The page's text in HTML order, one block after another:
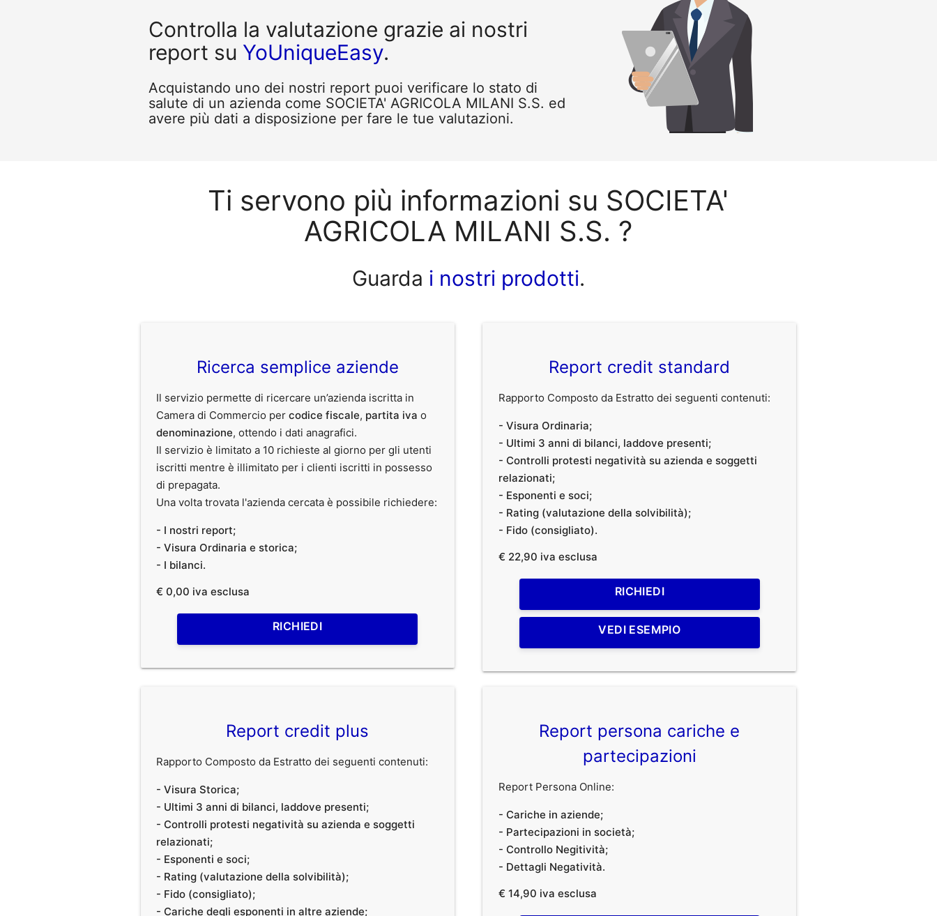
Controlla la valutazione grazie ai nostri
report su YoUniqueEasy.
Acquistando uno dei nostri report puoi verificare lo stato di
salute di un azienda come SOCIETA' AGRICOLA MILANI S.S. ed
avere più dati a disposizione per fare le tue valutazioni.
Ti servono più informazioni su SOCIETA'
AGRICOLA MILANI S.S. ?
Guarda i nostri prodotti.
Ricerca semplice aziende
Il servizio permette di ricercare un’azienda iscritta in
Camera di Commercio percodice fiscale, partita iva o
denominazione, ottendo i dati anagrafici.
Il servizio è limitato a 10 richieste al giorno per gli utenti
iscritti mentre è illimitato per i clienti iscritti in possesso
di prepagata.
Una volta trovata l'azienda cercata è possibile richiedere:
- I nostri report;
- Visura Ordinaria e storica;
- I bilanci.
€ 0,00 iva esclusa
RICHIEDI
Report credit standard
Rapporto Composto da Estratto dei seguenti contenuti:
- Visura Ordinaria;
- Ultimi 3 anni di bilanci, laddove presenti;
- Controlli protesti negatività su azienda e soggetti
relazionati;
- Esponenti e soci;
- Rating (valutazione della solvibilità);
- Fido (consigliato).
€ 22,90 iva esclusa
RICHIEDI
VEDI ESEMPIO
Report credit plus
Rapporto Composto da Estratto dei seguenti contenuti:
- Visura Storica;
- Ultimi 3 anni di bilanci, laddove presenti;
- Controlli protesti negatività su azienda e soggetti
relazionati;
- Esponenti e soci;
- Rating (valutazione della solvibilità);
- Fido (consigliato);
- Cariche degli esponenti in altre aziende;
Report persona cariche e
partecipazioni
Report Persona Online:
- Cariche in aziende;
- Partecipazioni in società;
- Controllo Negitività;
- Dettagli Negatività.
€ 14,90 iva esclusa